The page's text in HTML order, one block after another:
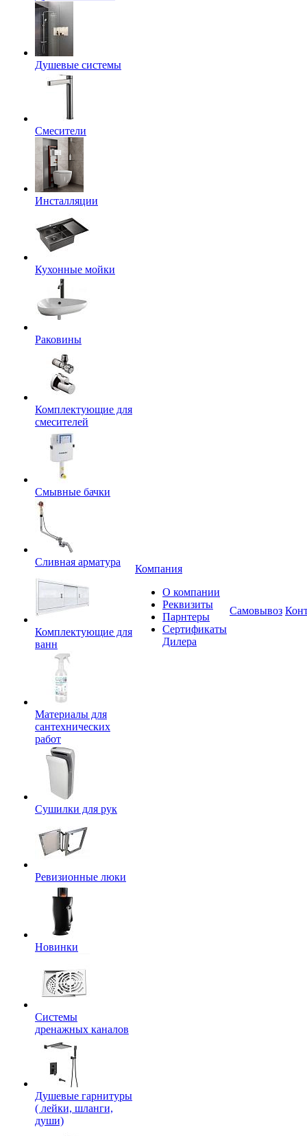
Душевые системы
Смесители
Инсталляции
Кухонные мойки
Раковины
Комплектующие для
смесителей
Смывные бачки
Сливная арматура
Комплектующие для
ванн
Материалы для
сантехнических
работ
Сушилки для рук
Ревизионные люки
Новинки
Системы
дренажных каналов
Душевые гарнитуры
( лейки, шланги,
души)
Компания
О компании
Реквизиты
Парнтеры
Сертификаты
Дилера
Самовывоз